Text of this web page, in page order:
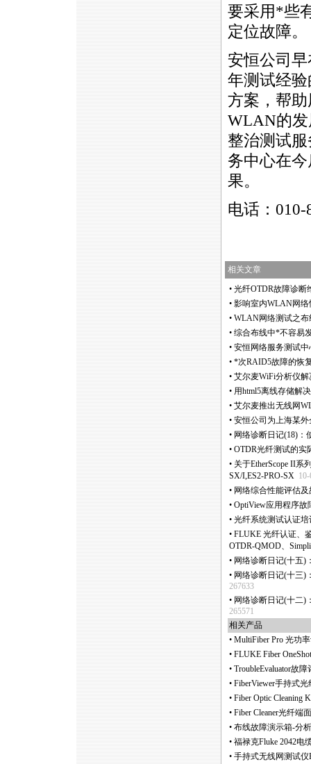
要采用 *些
定位故障。
安恒公司
年测试经
方案，帮
WLAN的
整治测试
务中心在
果。
电话：
相关文章
• 光纤OTDR故障诊断
• 影响室内WLAN网
• WLAN网络测试之布
• 综合布线中*不容易
• 安恒网络服务测试
• *次RAID5故障的恢
• 艾尔麦WiFi分析仪
• 用html5离线存储解
• 艾尔麦推出无线网
• 安恒公司为上海某
• 网络诊断日记(18)：
• OTDR光纤测试的实
• 关于EtherScope II系
SX/I,ES2-PRO-SX
• 网络综合性能评估
• OptiView应用程序故
• 光纤系统测试认证培
• FLUKE 光纤认证、
OTDR-QMOD、
• 网络诊断日记(十五)
• 网络诊断日记(十三)
267633
• 网络诊断日记(十二)
265571
相关产品
• MultiFiber Pro 光功
• FLUKE Fiber
• TroubleEvaluator故
• FiberViewer手持式
• Fiber Optic Cleaning
• Fiber Cleaner光纤端
• 布线故障演示箱-分
• 福禄克Fluke 2042电
• 手持式无线网测试